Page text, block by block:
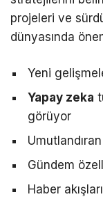
projeleri ve
dünyasında
Yeni
Yapay zeka
görüyor
Gündem
Haber